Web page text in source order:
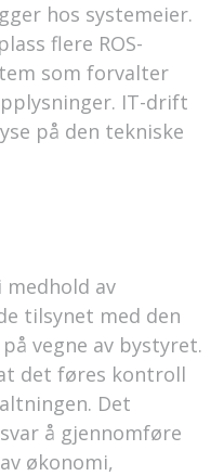
hos systemeier.
flere ROS-
som forvalter
IT-drift
på den tekniske
av
tilsynet med den
vegne av bystyret.
det føres kontroll
Det
å gjennomføre
økonomi,